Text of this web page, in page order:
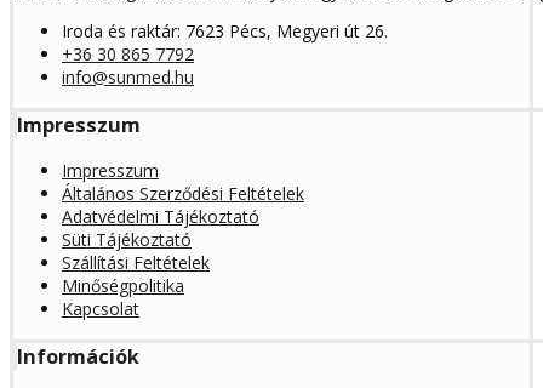
Iroda és raktár: 7623 Pécs, Megyeri út 26.
+36 30 865 7792
info@sunmed.hu
Impresszum
Impresszum
Általános Szerződési Feltételek
Adatvédelmi Tájékoztató
Süti Tájékoztató
Szállítási Feltételek
Minőségpolitika
Kapcsolat
Információk